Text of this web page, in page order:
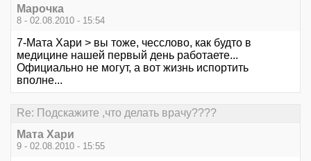
Марочка
8 - 02.08.2010 - 15:54
7-Мата Хари > вы тоже, чесслово, как будто в
медицине нашей первый день работаете...
Официально не могут, а вот жизнь испортить
вполне...
Re: Подскажите ,что делать врачу????
Мата Хари
9 - 02.08.2010 - 15:55